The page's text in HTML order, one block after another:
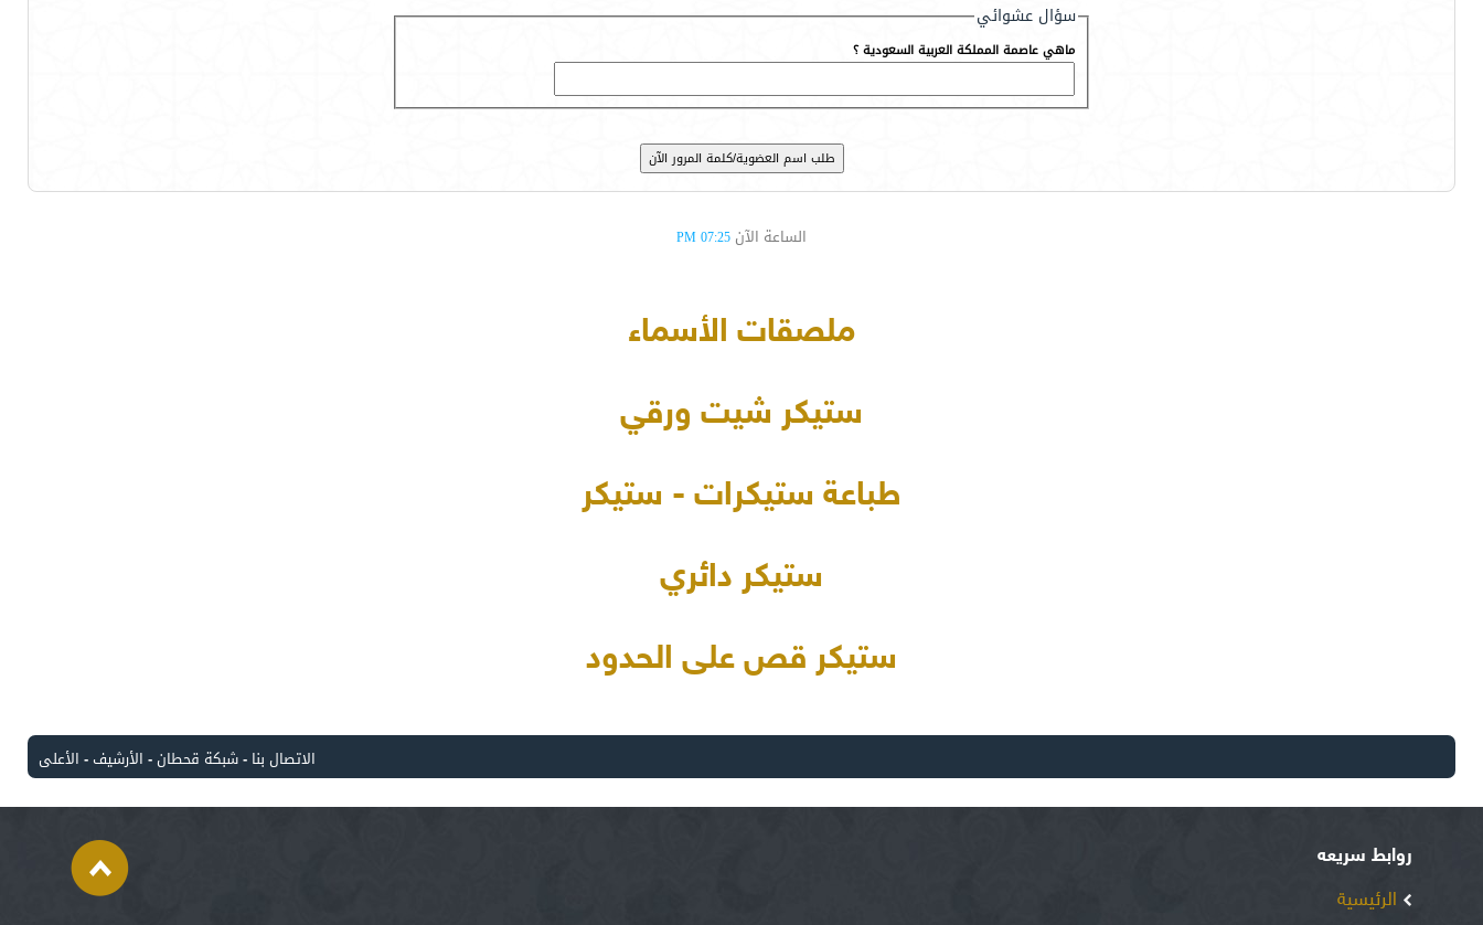
سؤال عشوائي
ماهي عاصمة المملكة العربية السعودية ؟
الساعة الآن 07:25 PM
ملصقات الأسماء
ستيكر شيت ورقي
طباعة ستيكرات - ستيكر
ستيكر دائري
ستيكر قص على الحدود
الاتصال بنا -شبكة قحطان- الأرشيف- الأعلى
روابط سريعه
الرئيسية